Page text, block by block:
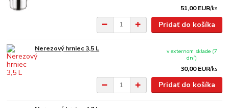
51,00 EUR/ks
Pridať do košíka
Nerezový hrniec 3,5 L
30,00 EUR/ks
v externom sklade (7
dní)
Pridať do košíka